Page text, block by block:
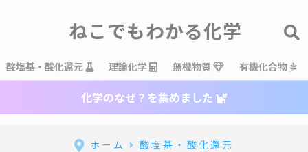
ねこでもわかる化学
酸塩基・酸化還元 理論化学 無機物質 有機化合物
化学のなぜ？を集めました
ホーム 酸塩基・酸化還元